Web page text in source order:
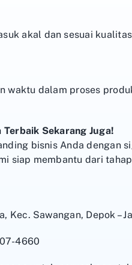
akal dan sesuai
waktu dalam proses
Sekarang Juga!
bisnis Anda dengan
siap membantu dari
Kec. Sawangan, Depok –
4660